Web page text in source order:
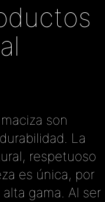
son
La
respetuoso
es única, por
gama. Al ser